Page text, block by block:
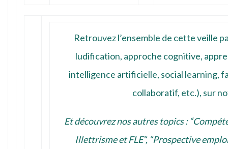
Retrouvez l’ensemble de cette veille
ludification, approche cognitive,
intelligence artificielle, social learning,
collaboratif, etc.), sur
Et découvrez nos autres topics : “
Illettrisme et FLE“, “Prospective